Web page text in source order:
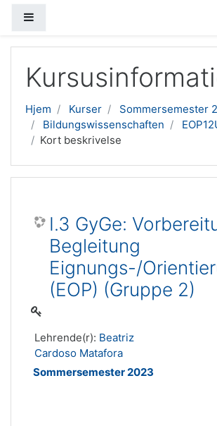
Hjem Kurser
Sommersemester
Bildungswissenschaften
Kort beskrivelse
I.3 GyGe:
Begleitung
Eignungs-/
(EOP) (Gruppe 2)
Lehrende(r): Beatriz
Cardoso Matafora
Sommersemester 2023